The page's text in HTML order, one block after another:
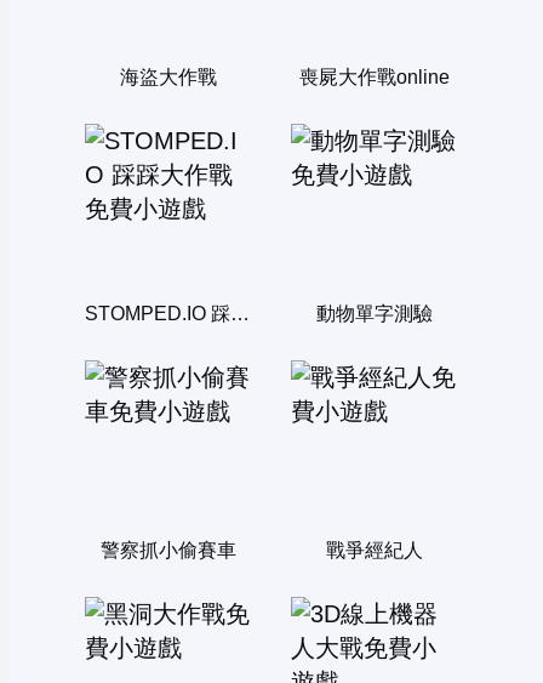
海盜大作戰 喪屍大作戰online
STOMPED.IO 踩踩大作戰 動物單字測驗
警察抓小偷賽車 戰爭經紀人